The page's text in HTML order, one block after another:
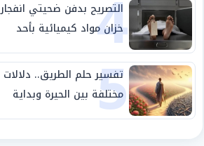
4
التصريح بدفن ضحيتي انفجار
خزان مواد كيميائية بأحد
مصانع الفيوم
5
تفسير حلم الطريق.. دلالات
مختلفة بين الحيرة وبداية
مرحلة جديدة